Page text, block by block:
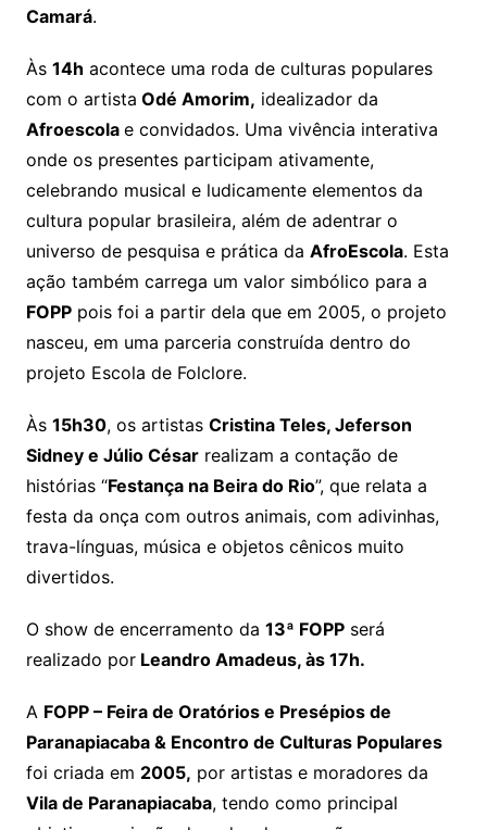
Camará.
Às 14h acontece uma roda de culturas populares
com o artista Odé Amorim, idealizador da
Afroescola e convidados. Uma vivência interativa
onde os presentes participam ativamente,
celebrando musical e ludicamente elementos da
cultura popular brasileira, além de adentrar o
universo de pesquisa e prática da AfroEscola. Esta
ação também carrega um valor simbólico para a
FOPPpois foi a partir dela que em 2005, o projeto
nasceu, em uma parceria construída dentro do
projeto Escola de Folclore.
Às 15h30, os artistas Cristina Teles, Jeferson
Sidney e Júlio Césarrealizam a contação de
histórias “Festança na Beira do Rio”, que relata a
festa da onça com outros animais, com adivinhas,
trava-línguas, música e objetos cênicos muito
divertidos.
O show de encerramento da 13ª FOPPserá
realizado porLeandro Amadeus, às 17h.
A FOPP – Feira de Oratórios e Presépios de
Paranapiacaba & Encontro de Culturas Populares
foi criada em 2005, por artistas e moradores da
Vila de Paranapiacaba, tendo como principal